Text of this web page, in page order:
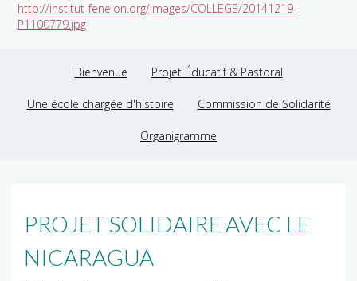
http://institut-fenelon.org/images/COLLEGE/20141219-
P1100779.jpg
Bienvenue Projet Éducatif & Pastoral
Une école chargée d'histoire Commission de Solidarité
Organigramme
PROJET SOLIDAIRE AVEC LE
NICARAGUA